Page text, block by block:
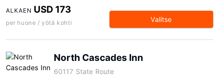
ALKAEN USD 173
per huone / yötä kohti Valitse
North Cascades Inn
60117 State Route